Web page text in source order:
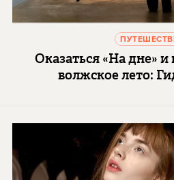
Оказаться «На дне» и
волжское лето: